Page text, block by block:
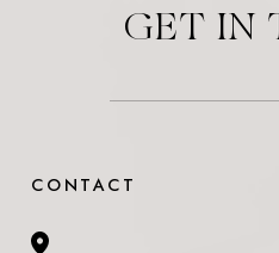
GET IN
CONTACT